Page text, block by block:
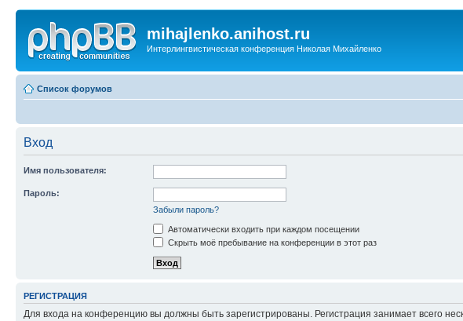
mihajlenko.anihost.ru
Интерлингвистическая конференция Николая Михайленко
Список форумов
Вход
Имя пользователя:
Пароль:
Забыли пароль?
Автоматически входить при каждом посещении
Скрыть моё пребывание на конференции в этот раз
РЕГИСТРАЦИЯ
Для входа на конференцию вы должны быть зарегистрированы. Регистрация занимает всего